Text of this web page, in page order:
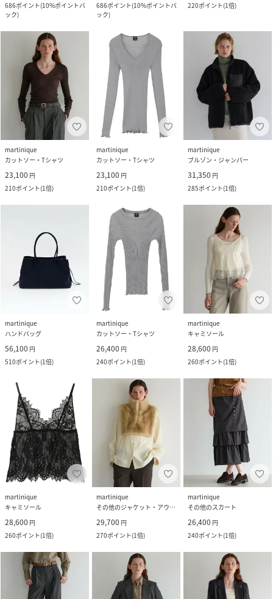
686ポイント(10%ポイントバ
ック)
686ポイント(10%ポイントバ
ック)
220ポイント(1倍)
martinique
カットソー・Tシャツ
23,100 円
210ポイント(1倍)
martinique
カットソー・Tシャツ
23,100 円
210ポイント(1倍)
martinique
ブルゾン・ジャンパー
31,350 円
285ポイント(1倍)
martinique
ハンドバッグ
56,100 円
510ポイント(1倍)
martinique
カットソー・Tシャツ
26,400 円
240ポイント(1倍)
martinique
キャミソール
28,600 円
260ポイント(1倍)
martinique
キャミソール
28,600 円
260ポイント(1倍)
martinique
その他のジャケット・アウター
29,700 円
270ポイント(1倍)
martinique
その他のスカート
26,400 円
240ポイント(1倍)